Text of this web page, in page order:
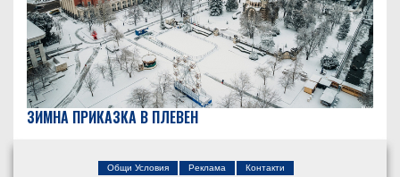
ЗИМНА ПРИКАЗКА В ПЛЕВЕН
Общи Условия Реклама Контакти